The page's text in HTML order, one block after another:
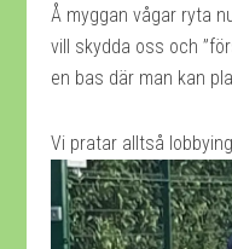
Å myggan vågar ryta
vill skydda oss och
en bas där man kan
Vi pratar alltså